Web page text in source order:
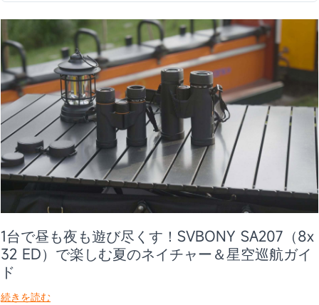
1台で昼も夜も遊び尽くす！SVBONY SA207（8x
32 ED）で楽しむ夏のネイチャー＆星空巡航ガイ
ド
続きを読む